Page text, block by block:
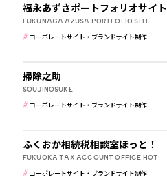
福永あずさポートフォリオサイト
FUKUNAGA AZUSA PORTFOLIO SITE
コーポレートサイト・ブランドサイト制作
掃除之助
SOUJINOSUKE
コーポレートサイト・ブランドサイト制作
ふくおか相続税相談室ほっと！
FUKUOKA TAX ACCOUNT OFFICE HOT
コーポレートサイト・ブランドサイト制作